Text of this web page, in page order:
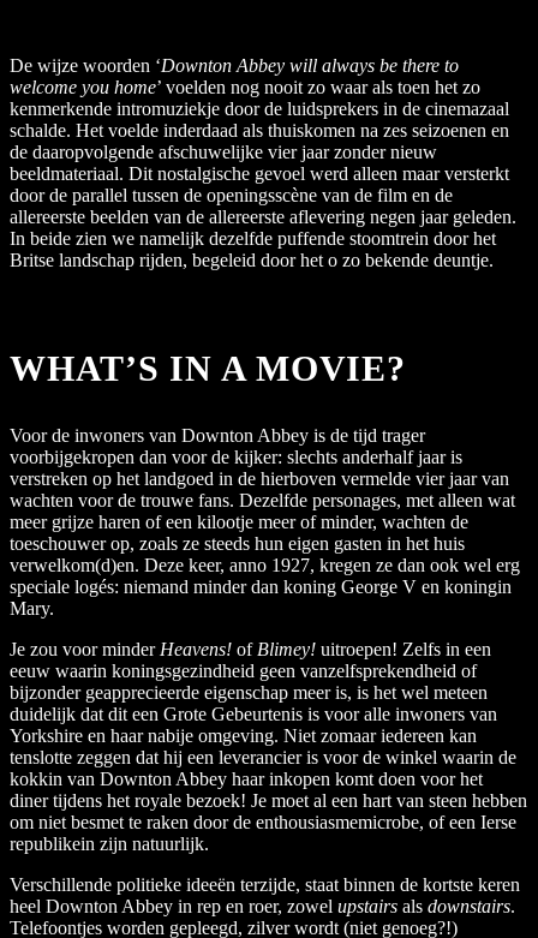
De wijze woorden ‘Downton Abbey will always be there to
welcome you home’ voelden nog nooit zo waar als toen het zo
kenmerkende intromuziekje door de luidsprekers in de cinemazaal
schalde. Het voelde inderdaad als thuiskomen na zes seizoenen en
de daaropvolgende afschuwelijke vier jaar zonder nieuw
beeldmateriaal. Dit nostalgische gevoel werd alleen maar versterkt
door de parallel tussen de openingsscène van de film en de
allereerste beelden van de allereerste aflevering negen jaar geleden.
In beide zien we namelijk dezelfde puffende stoomtrein door het
Britse landschap rijden, begeleid door het o zo bekende deuntje.
WHAT’S IN A MOVIE?
Voor de inwoners van Downton Abbey is de tijd trager
voorbijgekropen dan voor de kijker: slechts anderhalf jaar is
verstreken op het landgoed in de hierboven vermelde vier jaar van
wachten voor de trouwe fans. Dezelfde personages, met alleen wat
meer grijze haren of een kilootje meer of minder, wachten de
toeschouwer op, zoals ze steeds hun eigen gasten in het huis
verwelkom(d)en. Deze keer, anno 1927, kregen ze dan ook wel erg
speciale logés: niemand minder dan koning George V en koningin
Mary.
Je zou voor minder Heavens! of Blimey! uitroepen! Zelfs in een
eeuw waarin koningsgezindheid geen vanzelfsprekendheid of
bijzonder geapprecieerde eigenschap meer is, is het wel meteen
duidelijk dat dit een Grote Gebeurtenis is voor alle inwoners van
Yorkshire en haar nabije omgeving. Niet zomaar iedereen kan
tenslotte zeggen dat hij een leverancier is voor de winkel waarin de
kokkin van Downton Abbey haar inkopen komt doen voor het
diner tijdens het royale bezoek! Je moet al een hart van steen hebben
om niet besmet te raken door de enthousiasmemicrobe, of een Ierse
republikein zijn natuurlijk.
Verschillende politieke ideeën terzijde, staat binnen de kortste keren
heel Downton Abbey in rep en roer, zowel upstairs als downstairs.
Telefoontjes worden gepleegd, zilver wordt (niet genoeg?!)